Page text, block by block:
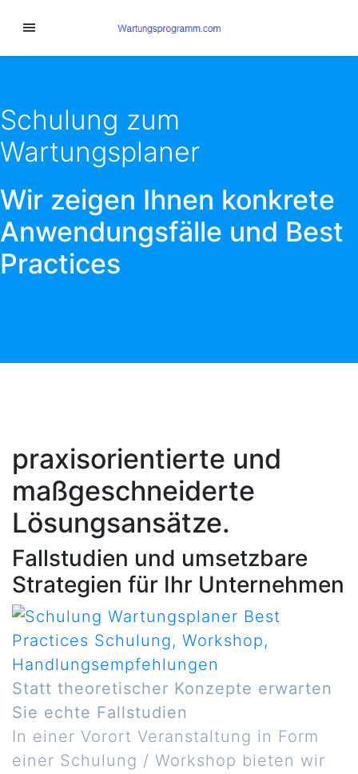
Schulung zum
Wartungsplaner
Wir zeigen Ihnen konkrete
Anwendungsfälle und Best
Practices
praxisorientierte und
maßgeschneiderte
Lösungsansätze.
Fallstudien und umsetzbare
Strategien für Ihr Unternehmen
Statt theoretischer Konzepte erwarten
Sie echte Fallstudien
In einer Vorort Veranstaltung in Form
einer Schulung / Workshop bieten wir